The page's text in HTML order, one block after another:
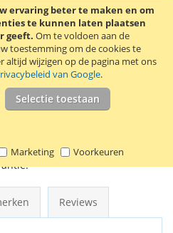
ervaring beter te maken en om
te kunnen laten plaatsen
geeft. Om te voldoen aan de
toestemming om de cookies te
altijd wijzigen op de pagina met ons
van Google.
Selectie toestaan
Marketing Voorkeuren
VERLANGLIJST
TE VERGELIJKEN
130A toners zwart (1300
(1000 pagina’s).
Reviews